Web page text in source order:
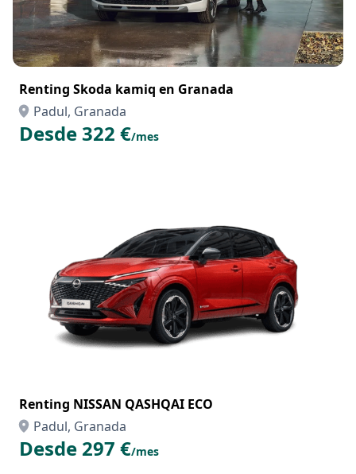
Renting Skoda kamiq en Granada
Padul, Granada
Desde 322 €/mes
Renting NISSAN QASHQAI ECO
Padul, Granada
Desde 297 €/mes